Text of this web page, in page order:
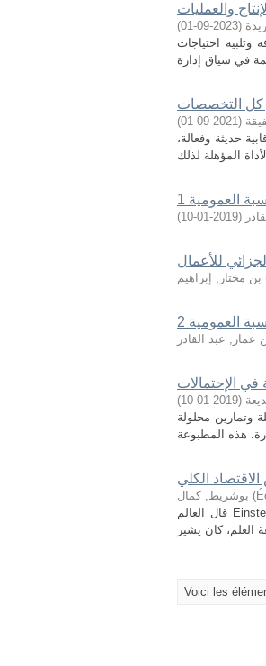
والعمليات
(
2023-09-01
)
وتلبية احتياجات
كل التخصصات
(
2021-09-01
)
حديثة وفعالة،
العمومية 1
(
2019-01-10
)
للأعمال
بن مختار, إبراهيم
العمومية 2
عمار, عبد القادر
في الإحتمالات
(
2019-01-10
)
وتمارين محلولة
الكلي
بوشريط, كمال (
قال العالم Einstein Albert ": ان العلم ليس الا صقلا للتفكير اليومي"، فالعلوم ليست سوى تحسين للتفكير اليومي. بهذه
Voici les